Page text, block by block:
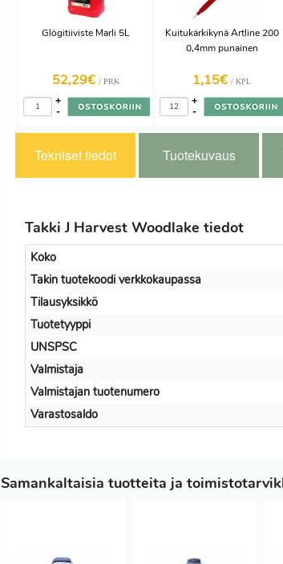
Glögitiiviste Marli 5L
52,29€ / PRK
-
+
Kuitukärkikynä Artline 200
0,4mm punainen
1,15€ / KPL
-
+
Tekniset tiedot Tuotekuvaus
Takki J Harvest Woodlake tiedot
Koko
Takin tuotekoodi verkkokaupassa
Tilausyksikkö
Tuotetyyppi
UNSPSC
Valmistaja
Valmistajan tuotenumero
Varastosaldo
Samankaltaisia tuotteita ja